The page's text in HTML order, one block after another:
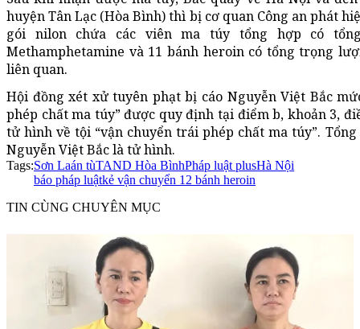
huyện Tân Lạc (Hòa Bình) thì bị cơ quan Công an phát
gói nilon chứa các viên ma túy tổng hợp có
Methamphetamine và 11 bánh heroin có tổng trọng
liên quan.
Hội đồng xét xử tuyên phạt bị cáo Nguyễn Việt Bắc
phép chất ma túy” được quy định tại điểm b, khoản 3,
tử hình về tội “vận chuyển trái phép chất ma túy”.
Nguyễn Việt Bắc là tử hình.
Tags:Sơn Laán tùTAND Hòa BìnhPháp luật plusHà Nội
báo pháp luậtkẻ vận chuyển 12 bánh heroin
TIN CÙNG CHUYÊN MỤC